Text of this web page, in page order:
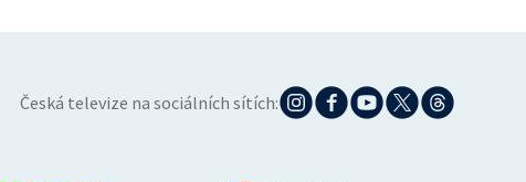
Česká televize na sociálních sítích: